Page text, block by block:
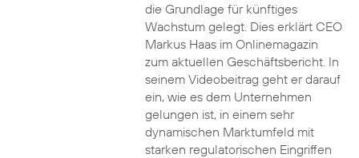
die Grundlage für künftiges
Wachstum gelegt. Dies erklärt CEO
Markus Haas im Onlinemagazin
zum aktuellen Geschäftsbericht. In
seinem Videobeitrag geht er darauf
ein, wie es dem Unternehmen
gelungen ist, in einem sehr
dynamischen Marktumfeld mit
starken regulatorischen Eingriffen